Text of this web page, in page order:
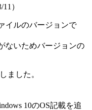
）
イルのバージョンで
ないためバージョンの
ました。
10のOS記載を追